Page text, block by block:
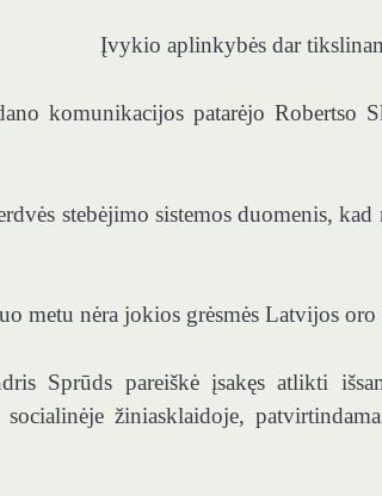
Įvykio aplinkybės dar
komunikacijos patarėjo
stebėjimo sistemos duomenis,
metu nėra jokios grėsmės Latvijos oro
Sprūds pareiškė įsakęs atlikti
socialinėje žiniasklaidoje,